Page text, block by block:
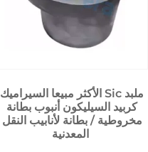
الأكثر مبيعا السيراميك Sic ملبد
كربيد السيليكون أنبوب بطانة
مخروطية / بطانة لأنابيب النقل